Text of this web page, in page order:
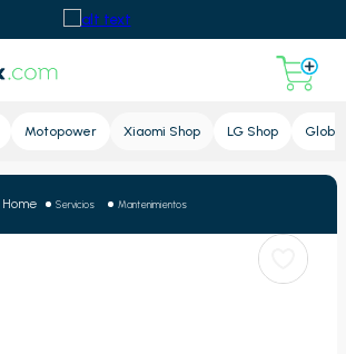
Motopower Xiaomi Shop LG Shop Global
Servicios Mantenimientos